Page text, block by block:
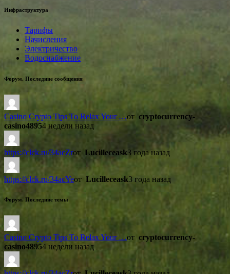
Инфраструктура
Тарифы
Начисления
Электричество
Водоснабжение
Форум. Последние сообщения
Casino Crypto Tips To Relax Your …от cryptocurrency-
casino48954 недели назад
https://clck.ru/34acZrот Lucilleceask3 года назад
https://clck.ru/34acYeот Lucilleceask3 года назад
Форум. Последние темы
Casino Crypto Tips To Relax Your …от cryptocurrency-
casino48954 недели назад